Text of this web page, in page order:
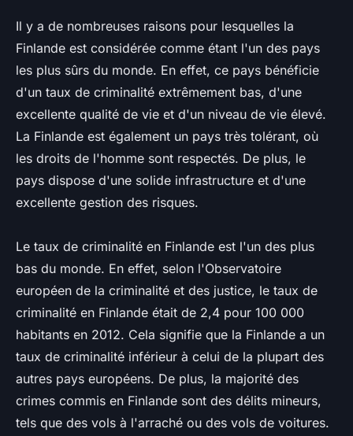
Il y a de nombreuses raisons pour lesquelles la
Finlande est considérée comme étant l'un des pays
les plus sûrs du monde. En effet, ce pays bénéficie
d'un taux de criminalité extrêmement bas, d'une
excellente qualité de vie et d'un niveau de vie élevé.
La Finlande est également un pays très tolérant, où
les droits de l'homme sont respectés. De plus, le
pays dispose d'une solide infrastructure et d'une
excellente gestion des risques.
Le taux de criminalité en Finlande est l'un des plus
bas du monde. En effet, selon l'Observatoire
européen de la criminalité et des justice, le taux de
criminalité en Finlande était de 2,4 pour 100 000
habitants en 2012. Cela signifie que la Finlande a un
taux de criminalité inférieur à celui de la plupart des
autres pays européens. De plus, la majorité des
crimes commis en Finlande sont des délits mineurs,
tels que des vols à l'arraché ou des vols de voitures.